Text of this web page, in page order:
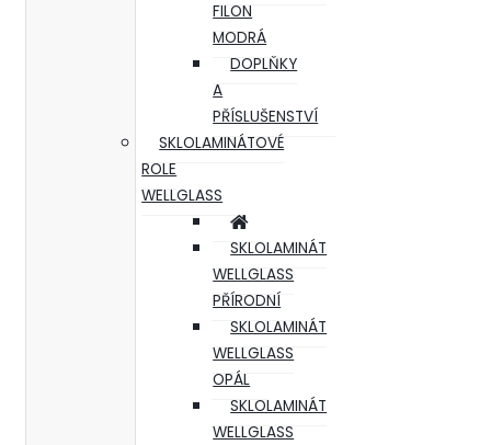
FILON
MODRÁ
DOPLŇKY
A
PŘÍSLUŠENSTVÍ
SKLOLAMINÁTOVÉ
ROLE
WELLGLASS
SKLOLAMINÁT
WELLGLASS
PŘÍRODNÍ
SKLOLAMINÁT
WELLGLASS
OPÁL
SKLOLAMINÁT
WELLGLASS